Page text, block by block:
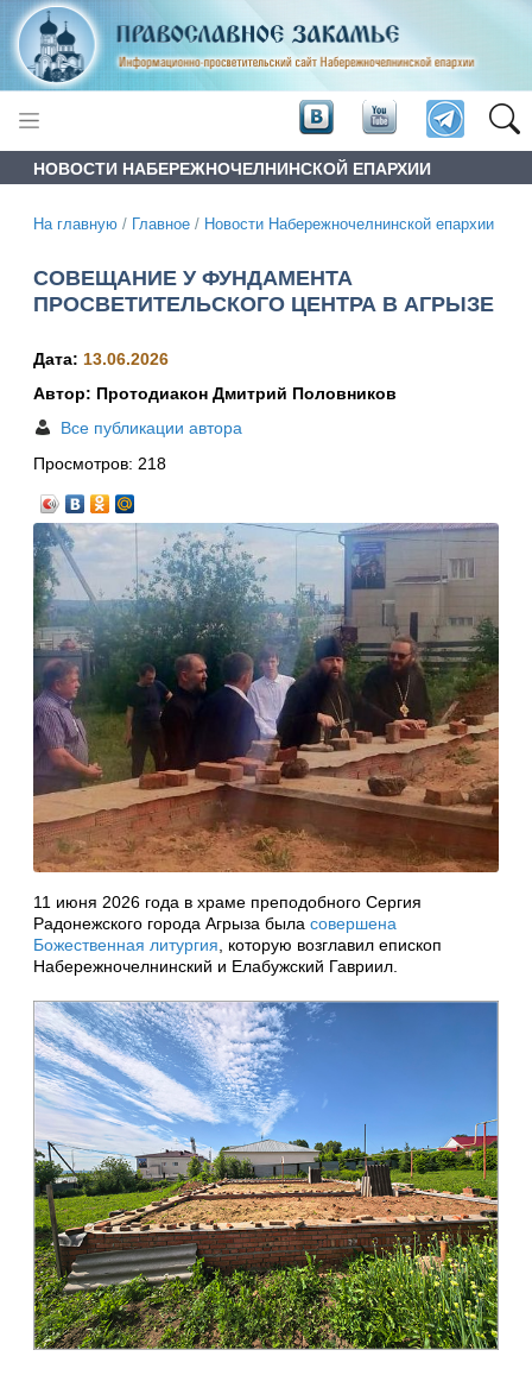
НОВОСТИ НАБЕРЕЖНОЧЕЛНИНСКОЙ ЕПАРХИИ
На главную / Главное / Новости Набережночелнинской епархии
СОВЕЩАНИЕ У ФУНДАМЕНТА
ПРОСВЕТИТЕЛЬСКОГО ЦЕНТРА В АГРЫЗЕ
Дата: 13.06.2026
Автор: Протодиакон Дмитрий Половников
Все публикации автора
Просмотров: 218
11 июня 2026 года в храме преподобного Сергия
Радонежского города Агрыза была совершена
Божественная литургия , которую возглавил епископ
Набережночелнинский и Елабужский Гавриил.